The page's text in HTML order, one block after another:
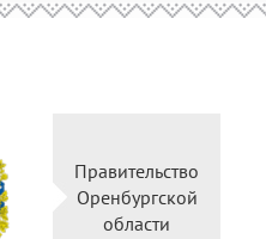
Правительство
Оренбургской
области